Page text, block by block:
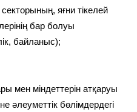
яғни тікелей
бар болуы
байланыс);
мен міндеттерін атқаруы
әлеуметтік бөлімдердегі